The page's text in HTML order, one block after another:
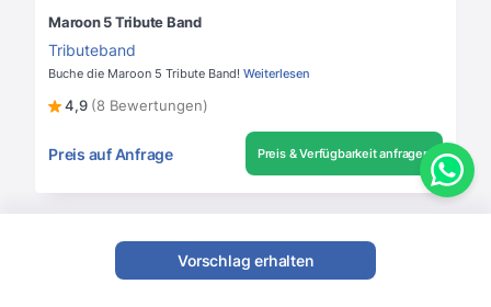
Maroon 5 Tribute Band
Tributeband
Buche die Maroon 5 Tribute Band! Weiterlesen
4,9 (8 Bewertungen)
Preis auf Anfrage Preis & Verfügbarkeit anfragen
Vorschlag erhalten